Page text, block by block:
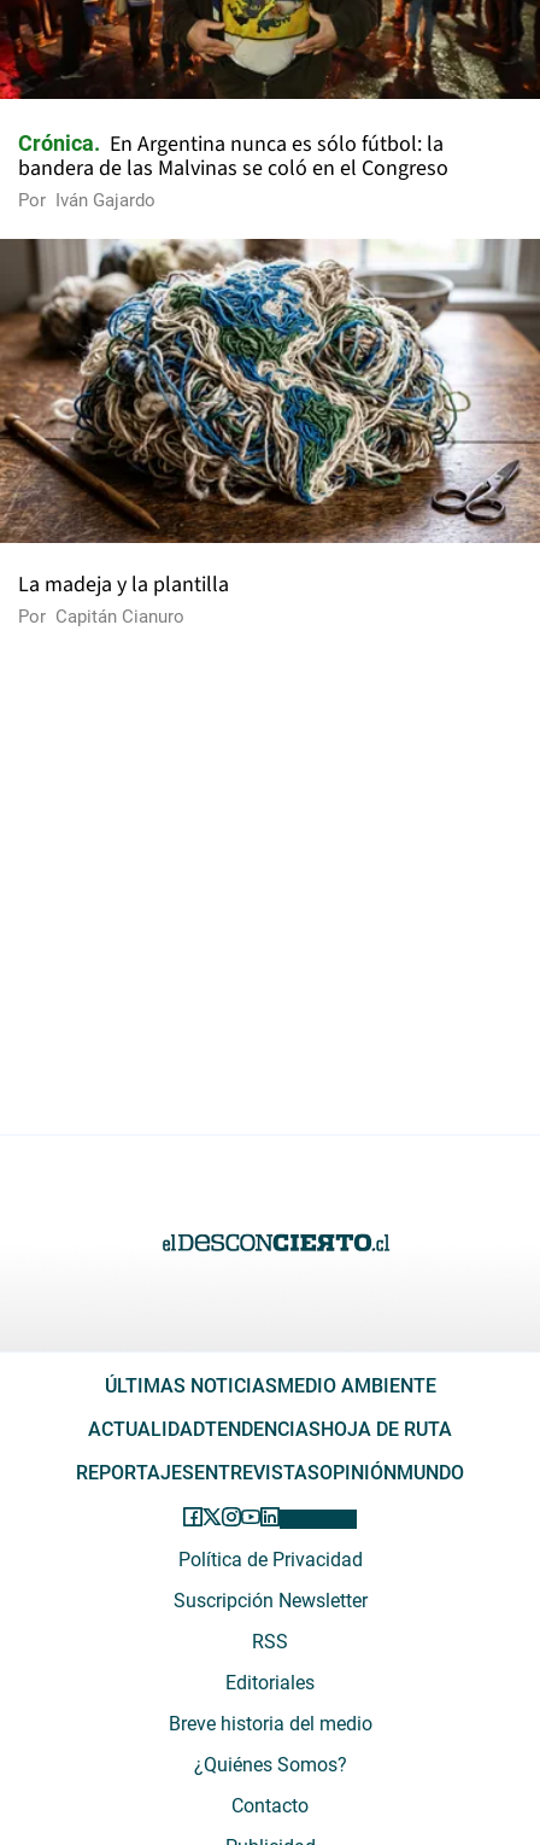
Crónica
En Argentina nunca es sólo fútbol: la
bandera de las Malvinas se coló en el Congreso
Por Iván Gajardo
La madeja y la plantilla
Por Capitán Cianuro
ÚLTIMAS NOTICIASMEDIO AMBIENTE
ACTUALIDADTENDENCIASHOJA DE RUTA
REPORTAJESENTREVISTASOPINIÓNMUNDO
Política de Privacidad
Suscripción Newsletter
RSS
Editoriales
Breve historia del medio
¿Quiénes Somos?
Contacto